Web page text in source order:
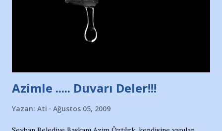
Sadece 4 kız çocuğu var. Nesrin, Adana Demirspor’un 4
kızından biri oluyor o gün…Giriyor havuza. 1973 – 1975
Adana Nesrin, 16 yaşında. Yüzüyor. 7 yaşında girdiği
Türkiye 3.lüğü var. 17 yaşında mar...
Azimle ..... Duvarı Deler!!!
Yazan: Ati Ağustos 05, 2009